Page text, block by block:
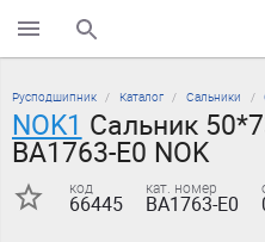
поиск по каталогу
Русподшипник Каталог Сальники
NOK1 Сальник
BA1763-E0 NOK
код
66445
кат. номер
BA1763-E0